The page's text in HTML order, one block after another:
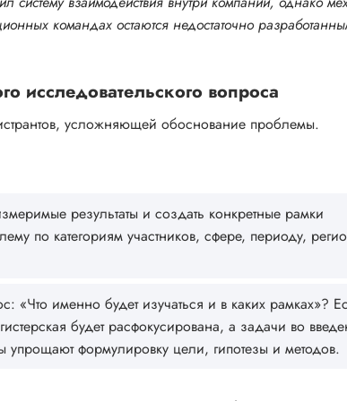
командах остаются недостаточно
исследовательского вопроса
усложняющей обоснование проблемы.
результаты и создать конкретные рамки
по категориям участников, сфере, периоду,
«Что именно будет изучаться и в каких рамках»?
будет расфокусирована, а задачи во
упрощают формулировку цели, гипотезы и методов.